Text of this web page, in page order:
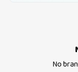
No